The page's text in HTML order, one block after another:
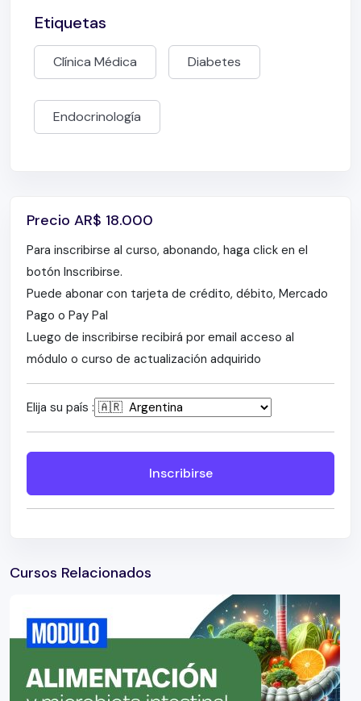
Etiquetas
Clínica Médica Diabetes
Endocrinología
Precio AR$ 18.000
Para inscribirse al curso, abonando, haga click en el
botón Inscribirse.
Puede abonar con tarjeta de crédito, débito, Mercado
Pago o Pay Pal
Luego de inscribirse recibirá por email acceso al
módulo o curso de actualización adquirido
Elija su país :
Inscribirse
Cursos Relacionados